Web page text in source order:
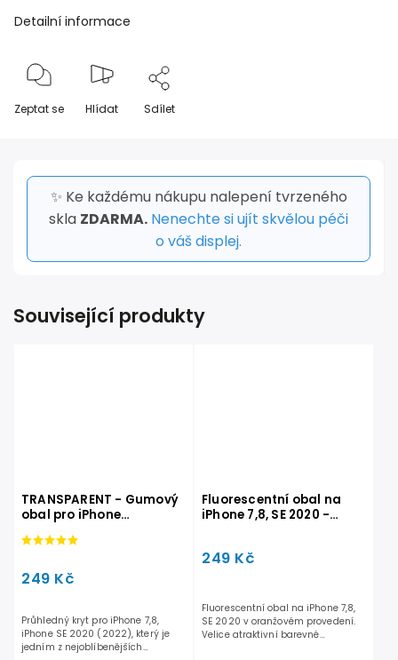
Detailní informace
Zeptat se Hlídat Sdílet
✨ Ke každému nákupu nalepení tvrzeného
skla ZDARMA. Nenechte si ujít skvělou péči
o váš displej.
Související produkty
TRANSPARENT - Gumový
obal pro iPhone
249 Kč
Průhledný kryt pro iPhone 7,8,
iPhone SE 2020 (2022), který je
jedním z nejoblíbenějších
Fluorescentní obal na
iPhone 7,8, SE 2020 -
249 Kč
Fluorescentní obal na iPhone 7,8,
SE 2020 v oranžovém provedení.
Velice atraktivní barevné